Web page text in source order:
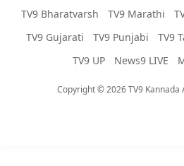
TV9 Bharatvarsh TV9 Marathi
TV9 Gujarati
TV9 Punjabi TV9
TV9 UP
News9 LIVE
Copyright © 2026 TV9 Kannada